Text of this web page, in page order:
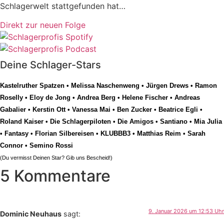
Schlagerwelt stattgefunden hat…
Direkt zur neuen Folge
Deine Schlager-Stars
Kastelruther Spatzen • Melissa Naschenweng • Jürgen Drews • Ramon
Roselly • Eloy de Jong • Andrea Berg • Helene Fischer • Andreas
Gabalier • Kerstin Ott• Vanessa Mai • Ben Zucker • Beatrice Egli •
Roland Kaiser • Die Schlagerpiloten • Die Amigos • Santiano • Mia Julia
• Fantasy • Florian Silbereisen • KLUBBB3 • Matthias Reim • Sarah
Connor • Semino Rossi
(Du vermisst Deinen Star? Gib uns Bescheid!)
5 Kommentare
Dominic Neuhaus sagt: 9. Januar 2026 um 12:53 Uhr